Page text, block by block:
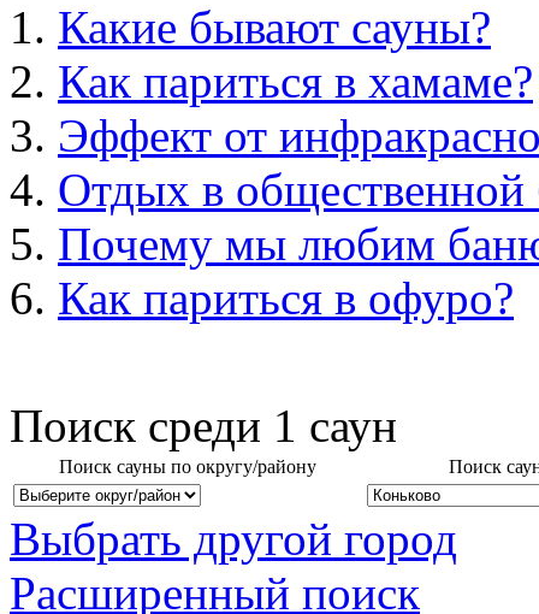
Какие бывают сауны?
Как париться в хамаме?
Эффект от
Отдых в общественной
Почему мы любим
Как париться в офуро?
Поиск среди 1 саун
Поиск сауны по округу/району Поиск
Выбрать другой город
Расширенный поиск